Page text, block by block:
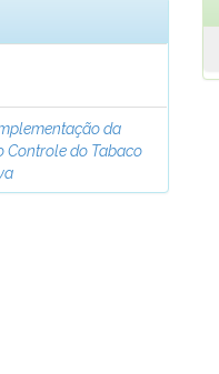
da
Controle do Tabaco